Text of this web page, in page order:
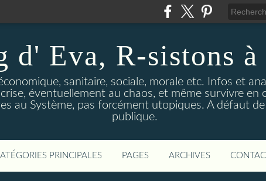
d' Eva, R-sistons à
sanitaire, sociale, morale etc. Infos et
éventuellement au chaos, et même survivre en
au Système, pas forcément utopiques. A défaut
publique.
PRINCIPALES PAGES ARCHIVES